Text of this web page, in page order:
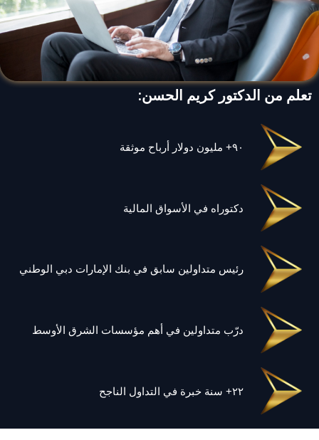
تعلم من الدكتور كريم الحسن:
٩٠+ مليون دولار أرباح موثقة
دكتوراه في الأسواق المالية
رئيس متداولين سابق في بنك الإمارات دبي الوطني
درّب متداولين في أهم مؤسسات الشرق الأوسط
٢٢+ سنة خبرة في التداول الناجح